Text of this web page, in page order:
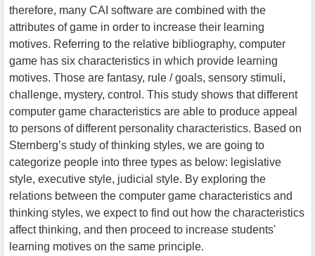
therefore, many CAI software are combined with the
attributes of game in order to increase their learning
motives. Referring to the relative bibliography, computer
game has six characteristics in which provide learning
motives. Those are fantasy, rule / goals, sensory stimuli,
challenge, mystery, control. This study shows that different
computer game characteristics are able to produce appeal
to persons of different personality characteristics. Based on
Sternberg’s study of thinking styles, we are going to
categorize people into three types as below: legislative
style, executive style, judicial style. By exploring the
relations between the computer game characteristics and
thinking styles, we expect to find out how the characteristics
affect thinking, and then proceed to increase students'
learning motives on the same principle.